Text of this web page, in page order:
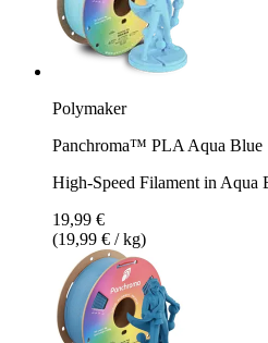
Polymaker
Panchroma™ PLA Aqua Blue
High-Speed Filament in Aqua
19,99 €
(19,99 € / kg)